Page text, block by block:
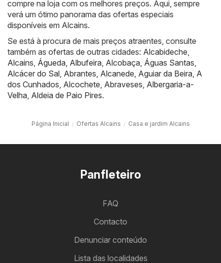
compre na loja com os melhores preços. Aqui, sempre
verá um ótimo panorama das ofertas especiais
disponíveis em Alcains.
Se está à procura de mais preços atraentes, consulte
também as ofertas de outras cidades: Alcabideche,
Alcains, Águeda, Albufeira, Alcobaça, Águas Santas,
Alcácer do Sal, Abrantes, Alcanede, Aguiar da Beira, A
dos Cunhados, Alcochete, Abraveses, Albergaria-a-
Velha, Aldeia de Paio Pires.
Página Inicial Ofertas Alcains Casa e jardim Alcains
Panfleteiro
FAQ
Contacto
Denunciar conteúdo
Lista das localidades